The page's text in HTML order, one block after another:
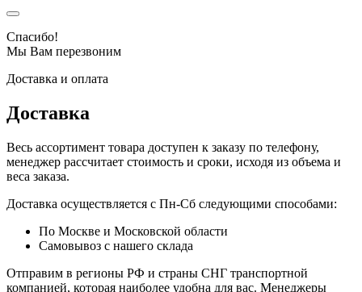
Спасибо!
Мы Вам перезвоним
Доставка и оплата
Доставка
Весь ассортимент товара доступен к заказу по телефону,
менеджер рассчитает стоимость и сроки, исходя из объема и
веса заказа.
Доставка осуществляется с Пн-Сб следующими способами:
По Москве и Московской области
Самовывоз с нашего склада
Отправим в регионы РФ и страны СНГ транспортной
компанией, которая наиболее удобна для вас. Менеджеры